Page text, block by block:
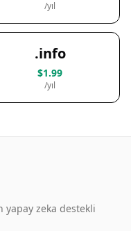
/yıl
.info
$1.99
/yıl
yapay zeka destekli